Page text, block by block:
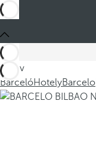
Jste v
BarcelóHotelyBarcelo